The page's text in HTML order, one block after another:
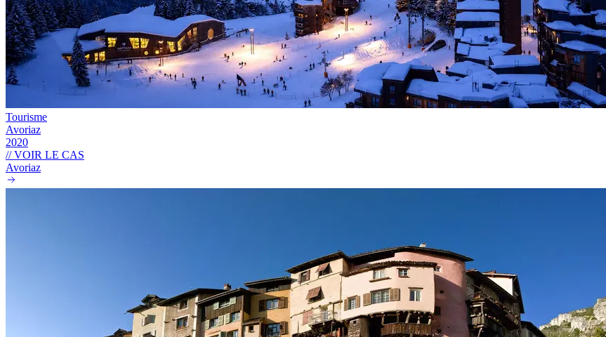
Tourisme
Avoriaz
2020
// VOIR LE CAS
Avoriaz